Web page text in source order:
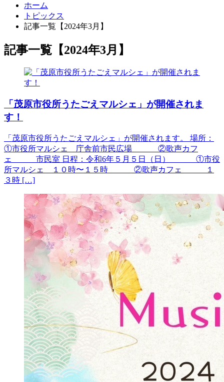
ホーム
トピックス
記事一覧【2024年3月】
記事一覧【2024年3月】
「茂原市役所うたごえマルシェ」が開催されま
す！
「茂原市役所うたごえマルシェ」が開催されます。 場所：
①市役所マルシェ 庁舎前市民広場 ②歌声カフ
ェ 市民室 日程：令和6年５月５日（日） ①市役
所マルシェ １０時〜１５時 ②歌声カフェ １
３時 […]